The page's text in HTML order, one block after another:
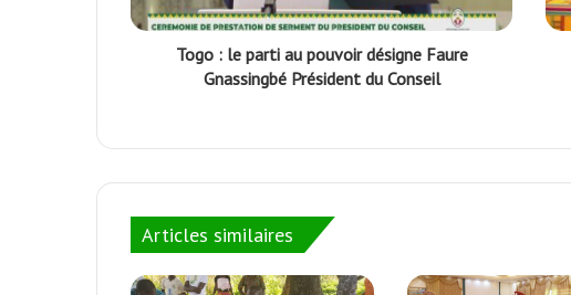
Togo : le parti au pouvoir désigne Faure
Gnassingbé Président du Conseil
Articles similaires